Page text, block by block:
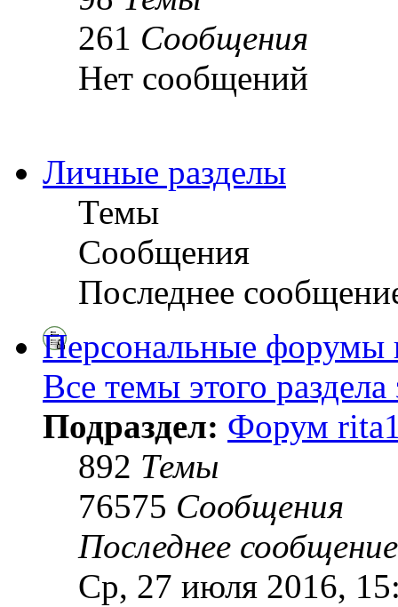
261 Сообщения
Нет сообщений
Личные разделы
Темы
Сообщения
Последнее
Персональные форумы
Все темы этого
Подраздел: Форум
892 Темы
76575 Сообщения
Последнее сообщение
Ср, 27 июля 2016,